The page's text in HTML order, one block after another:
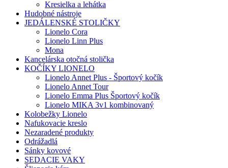
Kresielka a lehátka
Hudobné nástroje
JEDÁLENSKÉ STOLIČKY
Lionelo Cora
Lionelo Linn Plus
Mona
Kancelárska otočná stolička
KOČÍKY LIONELO
Lionelo Annet Plus - Športový kočík
Lionelo Annet Tour
Lionelo Emma Plus Športový kočík
Lionelo MIKA 3v1 kombinovaný
Kolobežky Lionelo
Nafukovacie kreslo
Nezaradené produkty
Odrážadlá
Sánky kovové
SEDACIE VAKY